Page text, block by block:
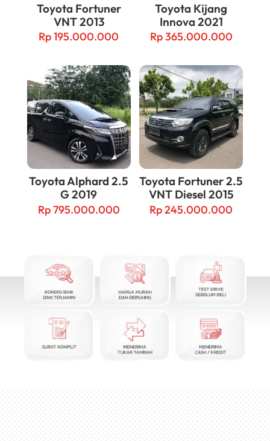
Toyota Fortuner
VNT 2013
Rp195.000.000
Toyota Kijang
Innova 2021
Rp365.000.000
Toyota Alphard 2.5
G 2019
Rp795.000.000
Toyota Fortuner 2.5
VNT Diesel 2015
Rp245.000.000